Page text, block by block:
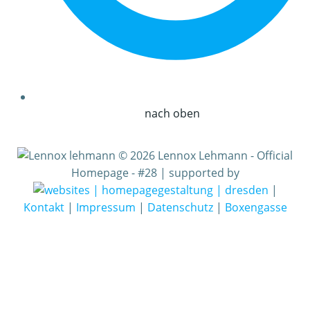
nach oben
© 2026 Lennox Lehmann - Official
Homepage - #28 | supported by
|
Kontakt| Impressum | Datenschutz| Boxengasse